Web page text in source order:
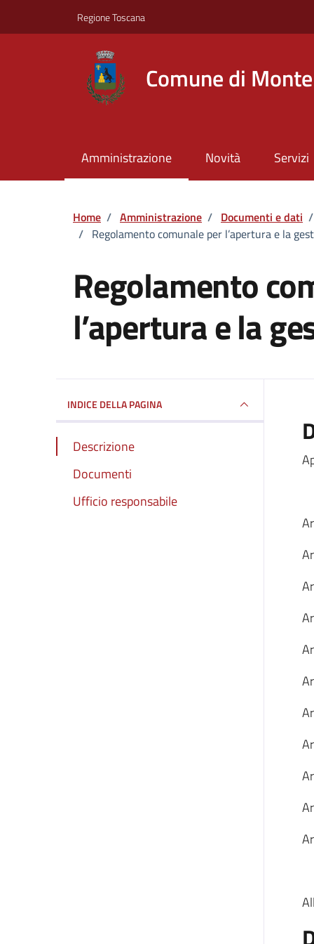
Regione Toscana
Comune di
Amministrazione Novità Servizi
Home / Amministrazione / Documenti e dati /
/ Regolamento comunale per l’apertura e la
Regolamento
l’apertura e la
INDICE DELLA PAGINA
Descrizione
Documenti
Ufficio responsabile